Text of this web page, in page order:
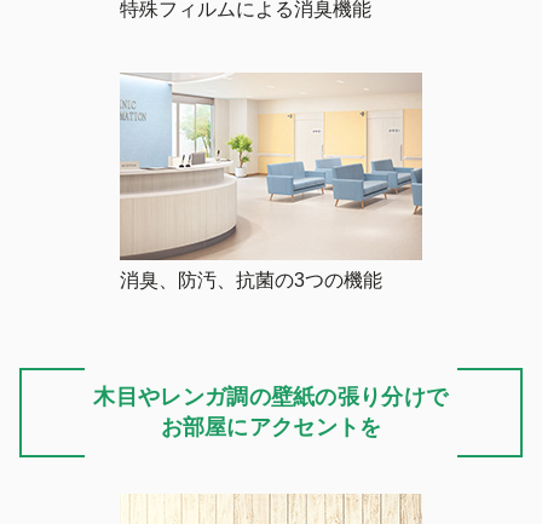
特殊フィルムによる消臭機能
消臭、防汚、抗菌の3つの機能
木目やレンガ調の壁紙の張り分けで
お部屋にアクセントを